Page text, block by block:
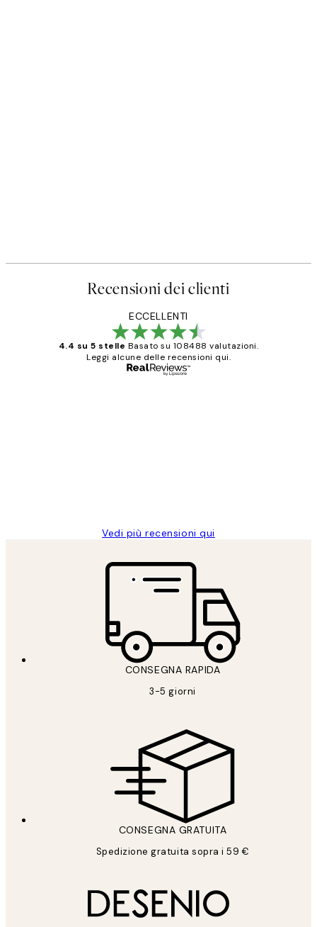
Recensioni dei clienti
ECCELLENTI
4.4 su 5 stelle Basato su 108488 valutazioni.
Leggi alcune delle recensioni qui.
Vedi più recensioni qui
CONSEGNA RAPIDA
3-5 giorni
CONSEGNA GRATUITA
Spedizione gratuita sopra i 59 €